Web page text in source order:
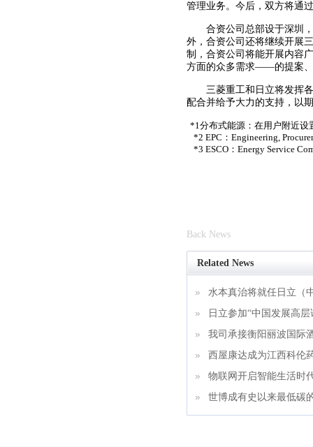
管理业务。今后，双方将通
合资公司总部设于深圳，
外，合资公司还将继续开展
制，合资公司将能开展内容
方面的众多需求——的提案
三菱重工和日立将发挥各
配合并给予大力的支持，以
*1分布式能源：在用户附近设
*2 EPC：Engineering,
*3 ESCO：Energy Service
Back News
Related News
水本真治将就任日立（
日立参加“中国发展高层
我司承接衡阳丽波国际
西屋康达成为江西科伦
物联网开启智能生活时
世博成有史以来最低碳